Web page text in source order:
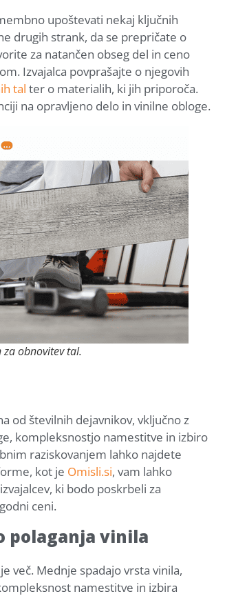
upoštevati nekaj ključnih
drugih strank, da se prepričate o
za natančen obseg del in ceno
Izvajalca povprašajte o njegovih
tal ter o materialih, ki jih priporoča.
na opravljeno delo in vinilne obloge.
obnovitev tal.
od številnih dejavnikov, vključno z
kompleksnostjo namestitve in izbiro
raziskovanjem lahko najdete
kot je Omisli.si, vam lahko
ki bodo poskrbeli za
ceni.
polaganja vinila
več. Mednje spadajo vrsta vinila,
namestitve in izbira